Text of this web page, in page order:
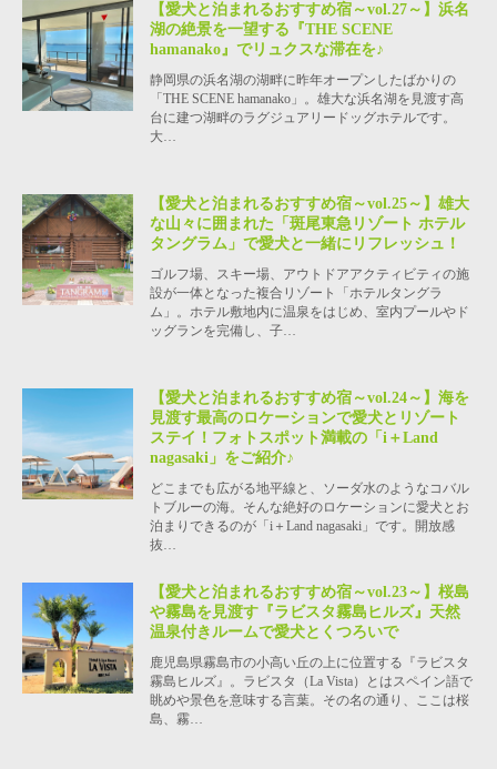
【愛犬と泊まれるおすすめ宿～vol.27～】浜名
湖の絶景を一望する『THE SCENE
hamanako』でリュクスな滞在を♪
静岡県の浜名湖の湖畔に昨年オープンしたばかりの
「THE SCENE hamanako」。雄大な浜名湖を見渡す高
台に建つ湖畔のラグジュアリードッグホテルです。
大…
【愛犬と泊まれるおすすめ宿～vol.25～】雄大
な山々に囲まれた「斑尾東急リゾート ホテル
タングラム」で愛犬と一緒にリフレッシュ！
ゴルフ場、スキー場、アウトドアアクティビティの施
設が一体となった複合リゾート「ホテルタングラ
ム」。ホテル敷地内に温泉をはじめ、室内プールやド
ッグランを完備し、子…
【愛犬と泊まれるおすすめ宿～vol.24～】海を
見渡す最高のロケーションで愛犬とリゾート
ステイ！フォトスポット満載の「i＋Land
nagasaki」をご紹介♪
どこまでも広がる地平線と、ソーダ水のようなコバル
トブルーの海。そんな絶好のロケーションに愛犬とお
泊まりできるのが「i＋Land nagasaki」です。開放感
抜…
【愛犬と泊まれるおすすめ宿～vol.23～】桜島
や霧島を見渡す『ラビスタ霧島ヒルズ』天然
温泉付きルームで愛犬とくつろいで
鹿児島県霧島市の小高い丘の上に位置する『ラビスタ
霧島ヒルズ』。ラビスタ（La Vista）とはスペイン語で
眺めや景色を意味する言葉。その名の通り、ここは桜
島、霧…